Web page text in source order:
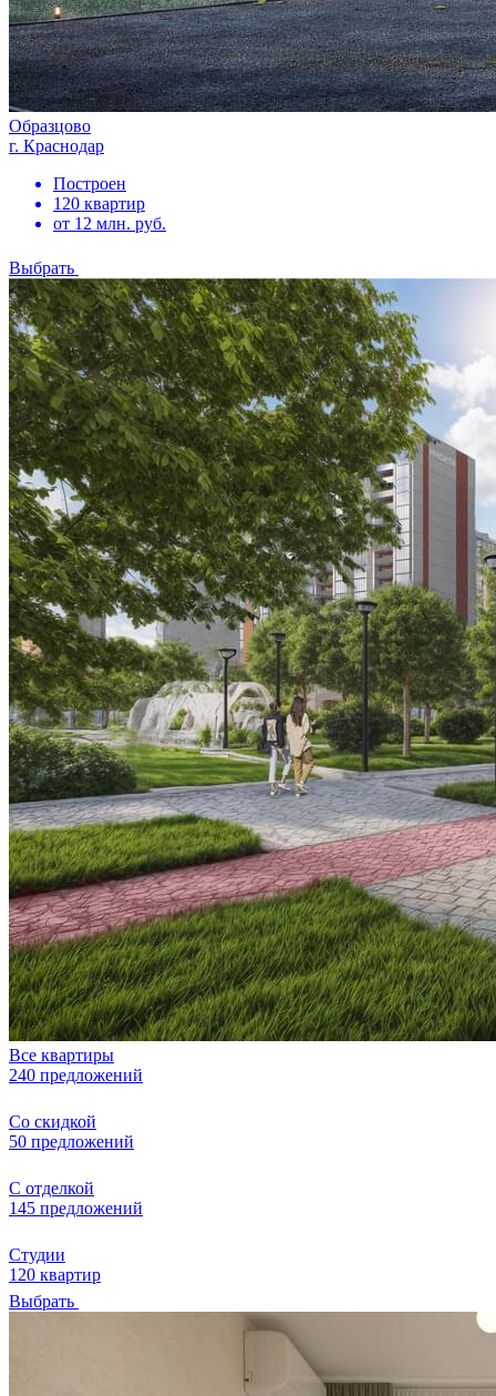
Образцово
г. Краснодар
Построен
120 квартир
от 12 млн. руб.
Выбрать
Все квартиры
240 предложений
Со скидкой
50 предложений
С отделкой
145 предложений
Студии
120 квартир
Выбрать